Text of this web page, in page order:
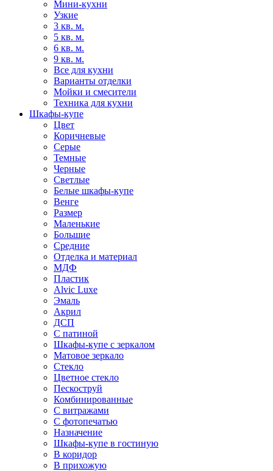
Мини-кухни
Узкие
3 кв. м.
5 кв. м.
6 кв. м.
9 кв. м.
Все для кухни
Варианты отделки
Мойки и смесители
Техника для кухни
Шкафы-купе
Цвет
Коричневые
Серые
Темные
Черные
Светлые
Белые шкафы-купе
Венге
Размер
Маленькие
Большие
Средние
Отделка и материал
МДФ
Пластик
Alvic Luxe
Эмаль
Акрил
ДСП
С патиной
Шкафы-купе с зеркалом
Матовое зеркало
Стекло
Цветное стекло
Пескоструй
Комбинированные
С витражами
С фотопечатью
Назначение
Шкафы-купе в гостиную
В коридор
В прихожую